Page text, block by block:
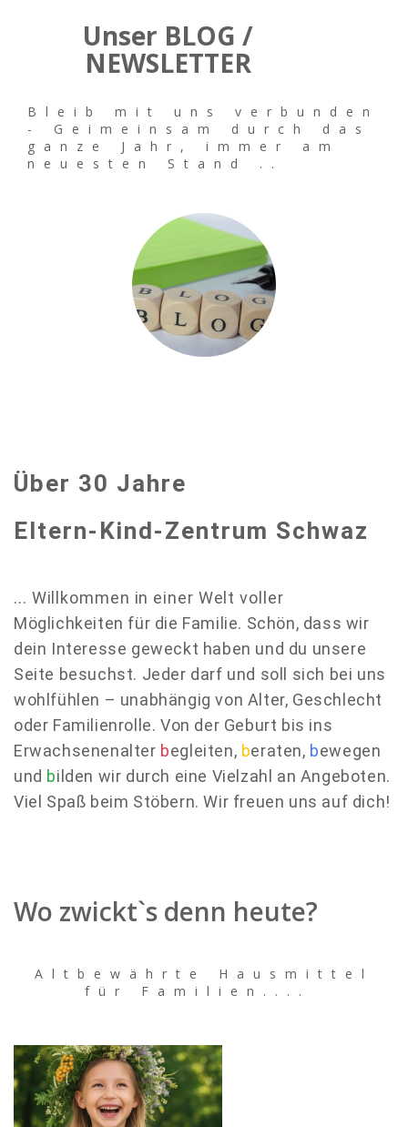
Unser BLOG /
NEWSLETTER
Bleib mit uns verbunden
- Geimeinsam durch das
ganze Jahr, immer am
neuesten Stand ..
Über 30 Jahre
Eltern-Kind-Zentrum Schwaz
... Willkommen in einer Welt voller
Möglichkeiten für die Familie. Schön, dass wir
dein Interesse geweckt haben und du unsere
Seite besuchst. Jeder darf und soll sich bei uns
wohlfühlen – unabhängig von Alter, Geschlecht
oder Familienrolle. Von der Geburt bis ins
Erwachsenenalter begleiten, beraten, bewegen
und bilden wir durch eine Vielzahl an Angeboten.
Viel Spaß beim Stöbern. Wir freuen uns auf dich!
Wo zwickt`s denn heute?
Altbewährte Hausmittel
für Familien....